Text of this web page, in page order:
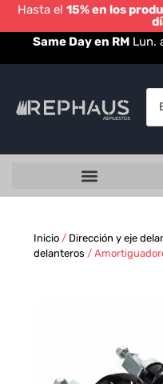
Hasta el 15% en los
Same Day en RM Lun.
Inicio / Dirección y eje
delanteros /